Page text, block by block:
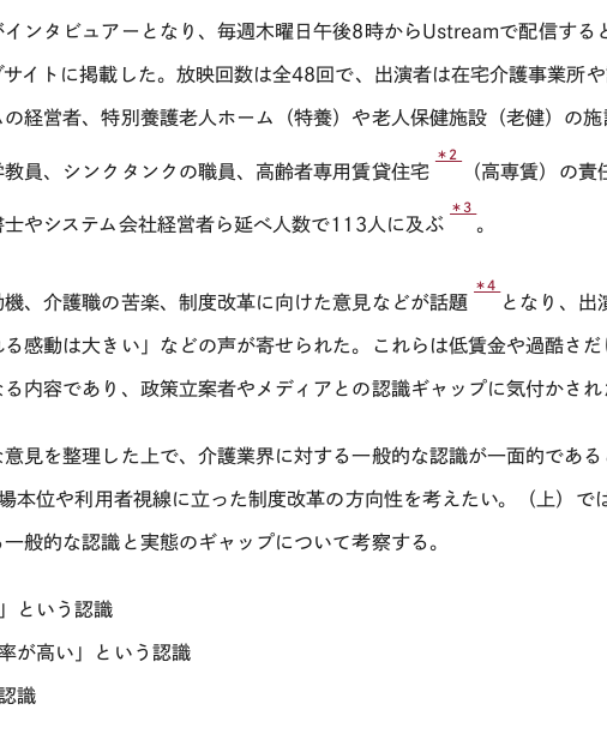
ンタビュアーとなり、毎週木曜日午後8時からUstreamで配信する
イトに掲載した。放映回数は全48回で、出演者は在宅介護事業所
経営者、特別養護老人ホーム（特養）や老人保健施設（老健）の
員、シンクタンクの職員、高齢者専用賃貸住宅
＊2
（高専賃）の責
やシステム会社経営者ら延べ人数で113人に及ぶ
＊3
。
、介護職の苦楽、制度改革に向けた意見などが話題
＊4
となり、出
る感動は大きい」などの声が寄せられた。これらは低賃金や過酷さ
内容であり、政策立案者やメディアとの認識ギャップに気付かされ
意見を整理した上で、介護業界に対する一般的な認識が一面的であ
本位や利用者視線に立った制度改革の方向性を考えたい。（上）で
般的な認識と実態のギャップについて考察する。
という認識
が高い」という認識
識